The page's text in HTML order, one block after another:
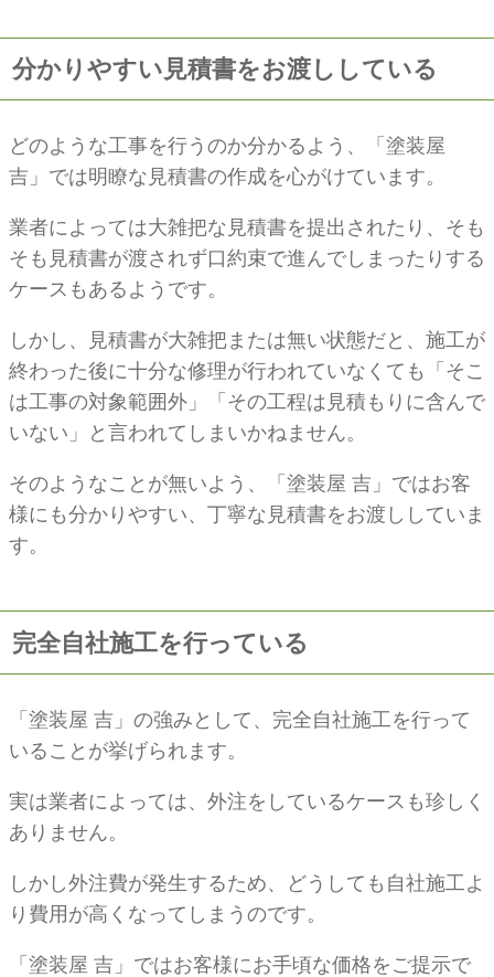
分かりやすい見積書をお渡ししている
どのような工事を行うのか分かるよう、「塗装屋
吉」では明瞭な見積書の作成を心がけています。
業者によっては大雑把な見積書を提出されたり、そも
そも見積書が渡されず口約束で進んでしまったりする
ケースもあるようです。
しかし、見積書が大雑把または無い状態だと、施工が
終わった後に十分な修理が行われていなくても「そこ
は工事の対象範囲外」「その工程は見積もりに含んで
いない」と言われてしまいかねません。
そのようなことが無いよう、「塗装屋 吉」ではお客
様にも分かりやすい、丁寧な見積書をお渡ししていま
す。
完全自社施工を行っている
「塗装屋 吉」の強みとして、完全自社施工を行って
いることが挙げられます。
実は業者によっては、外注をしているケースも珍しく
ありません。
しかし外注費が発生するため、どうしても自社施工よ
り費用が高くなってしまうのです。
「塗装屋 吉」ではお客様にお手頃な価格をご提示で